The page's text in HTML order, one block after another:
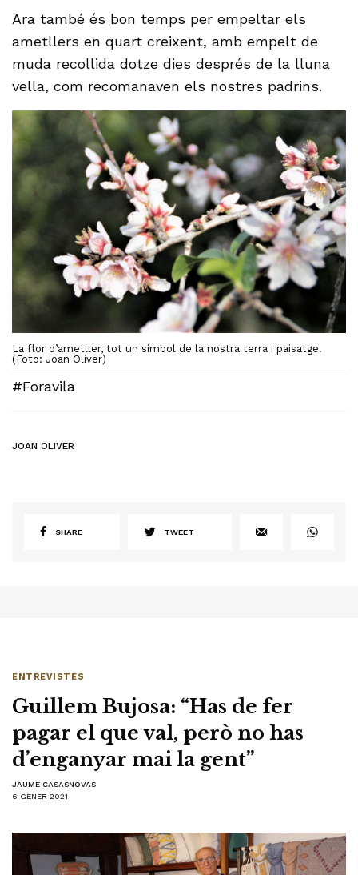
Ara també és bon temps per empeltar els
ametllers en quart creixent, amb empelt de
muda recollida dotze dies després de la lluna
vella, com recomanaven els nostres padrins.
La flor d’ametller, tot un símbol de la nostra terra i paisatge.
(Foto: Joan Oliver)
#Foravila
JOAN OLIVER
SHARE TWEET
ENTREVISTES
Guillem Bujosa: “Has de fer
pagar el que val, però no has
d’enganyar mai la gent”
JAUME CASASNOVAS
6 GENER 2021